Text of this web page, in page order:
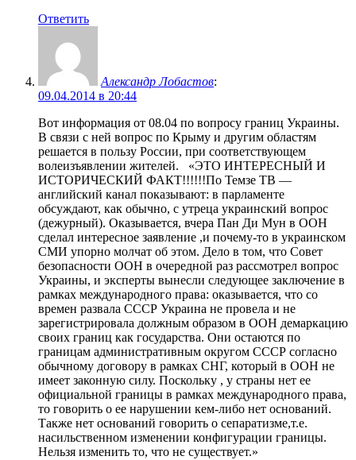
Ответить
Александр Лобастов:
09.04.2014 в 20:44
Вот информация от 08.04 по вопросу границ Украины.
В связи с ней вопрос по Крыму и другим областям
решается в пользу России, при соответствующем
волеизъявлении жителей. «ЭТО ИНТЕРЕСНЫЙ И
ИСТОРИЧЕСКИЙ ФАКТ!!!!!!По Темзе ТВ —
английский канал показывают: в парламенте
обсуждают, как обычно, с утреца украинский вопрос
(дежурный). Оказывается, вчера Пан Ди Мун в ООН
сделал интересное заявление ,и почему-то в украинском
СМИ упорно молчат об этом. Дело в том, что Совет
безопасности ООН в очередной раз рассмотрел вопрос
Украины, и эксперты вынесли следующее заключение в
рамках международного права: оказывается, что со
времен развала СССР Украина не провела и не
зарегистрировала должным образом в ООН демаркацию
своих границ как государства. Они остаются по
границам административным округом СССР согласно
обычному договору в рамках СНГ, который в ООН не
имеет законную силу. Поскольку , у страны нет ее
официальной границы в рамках международного права,
то говорить о ее нарушении кем-либо нет оснований.
Также нет оснований говорить о сепаратизме,т.е.
насильственном изменении конфигурации границы.
Нельзя изменить то, что не существует.»